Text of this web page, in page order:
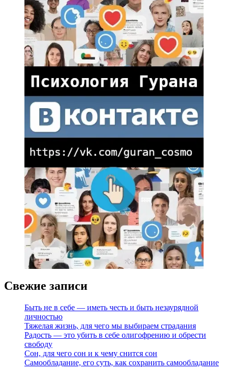
Свежие записи
Быть не в себе — иметь честь и быть незаурядной
личностью
Тяжелая жизнь, для чего мы выбираем страдания
Радость — это убить в себе олигофрению и обрести
свободу
Сон, для чего сон и к чему снится сон
Самообладание, его суть, как сохранить самообладание